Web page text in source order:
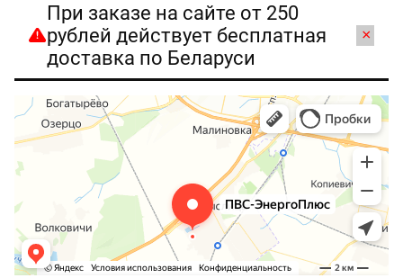
При заказе на сайте от 250
рублей действует бесплатная
доставка по Беларуси
×